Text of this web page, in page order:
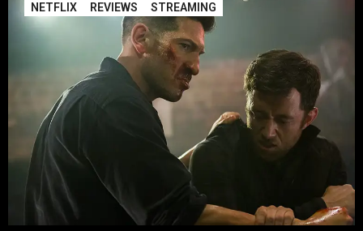
NETFLIX REVIEWS STREAMING